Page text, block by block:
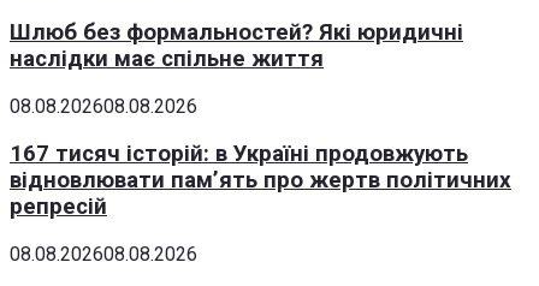
Шлюб без формальностей? Які юридичні
наслідки має спільне життя
08.08.202608.08.2026
167 тисяч історій: в Україні продовжують
відновлювати пам’ять про жертв політичних
репресій
08.08.202608.08.2026